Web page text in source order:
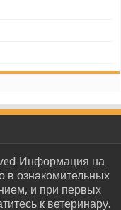
Информация на
в ознакомительных
и при первых
к ветеринару.